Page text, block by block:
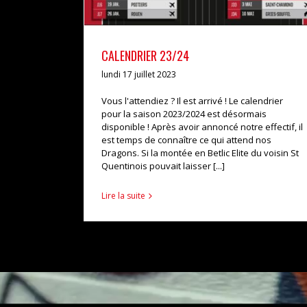
CALENDRIER 23/24
lundi 17 juillet 2023
Vous l'attendiez ? Il est arrivé ! Le calendrier
pour la saison 2023/2024 est désormais
disponible ! Après avoir annoncé notre effectif, il
est temps de connaître ce qui attend nos
Dragons. Si la montée en Betlic Elite du voisin St
Quentinois pouvait laisser [...]
Lire la suite